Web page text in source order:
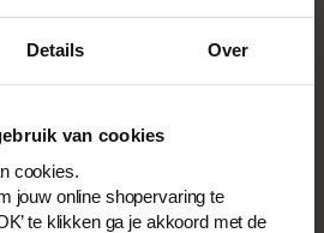
Details Over
van cookies
cookies.
jouw online shopervaring te
te klikken ga je akkoord met de
Grijs/groen
€9,99
-50%